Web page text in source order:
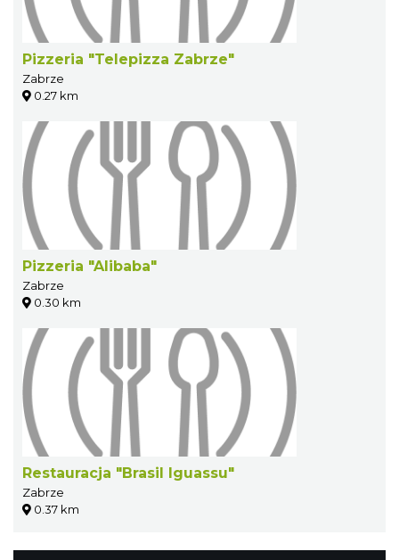
Pizzeria "Telepizza Zabrze"
Zabrze
0.27 km
Pizzeria "Alibaba"
Zabrze
0.30 km
Restauracja "Brasil Iguassu"
Zabrze
0.37 km